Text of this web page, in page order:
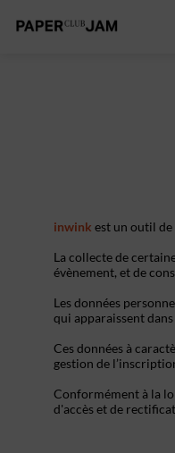
inwink est un outil de
La collecte de
évènement, et de
Les données
qui apparaissent
Ces données à
gestion de
Conformément à la
d'accès et de